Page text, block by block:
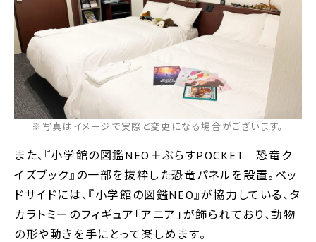
※写真はイメージで実際と変更になる場合がございます。
また、『小学館の図鑑NEO＋ぶらすPOCKET 恐竜ク
イズブック』の一部を抜粋した恐竜パネルを設置。ベッ
ドサイドには、『小学館の図鑑NEO』が協力している、タ
カラトミーのフィギュア「アニア」が飾られており、動物
の形や動きを手にとって楽しめます。